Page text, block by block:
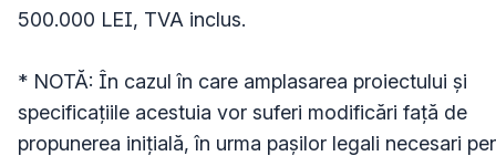
500.000 LEI, TVA inclus.
* NOTĂ: În cazul în care amplasarea proiectului și
specificațiile acestuia vor suferi modificări față de
propunerea inițială, în urma pașilor legali necesari